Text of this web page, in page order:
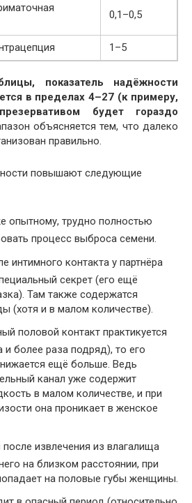
0,1–0,5
1–5
показатель надёжности
в пределах 4–27 (к примеру,
будет гораздо
объясняется тем, что далеко
правильно.
повышают следующие
опытному, трудно полностью
процесс выброса семени.
интимного контакта у партнёра
секрет (его ещё
Там также содержатся
(хотя и в малом количестве).
половой контакт практикуется
и более раза подряд), то его
ещё больше. Ведь
канал уже содержит
в малом количестве, и при
она проникает в женское
извлечения из влагалища
на близком расстоянии, при
на половые губы женщины.